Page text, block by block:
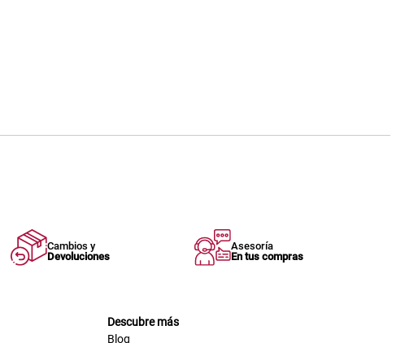
Cambios y
Devoluciones
Asesoría
En tus compras
Descubre más
Blog